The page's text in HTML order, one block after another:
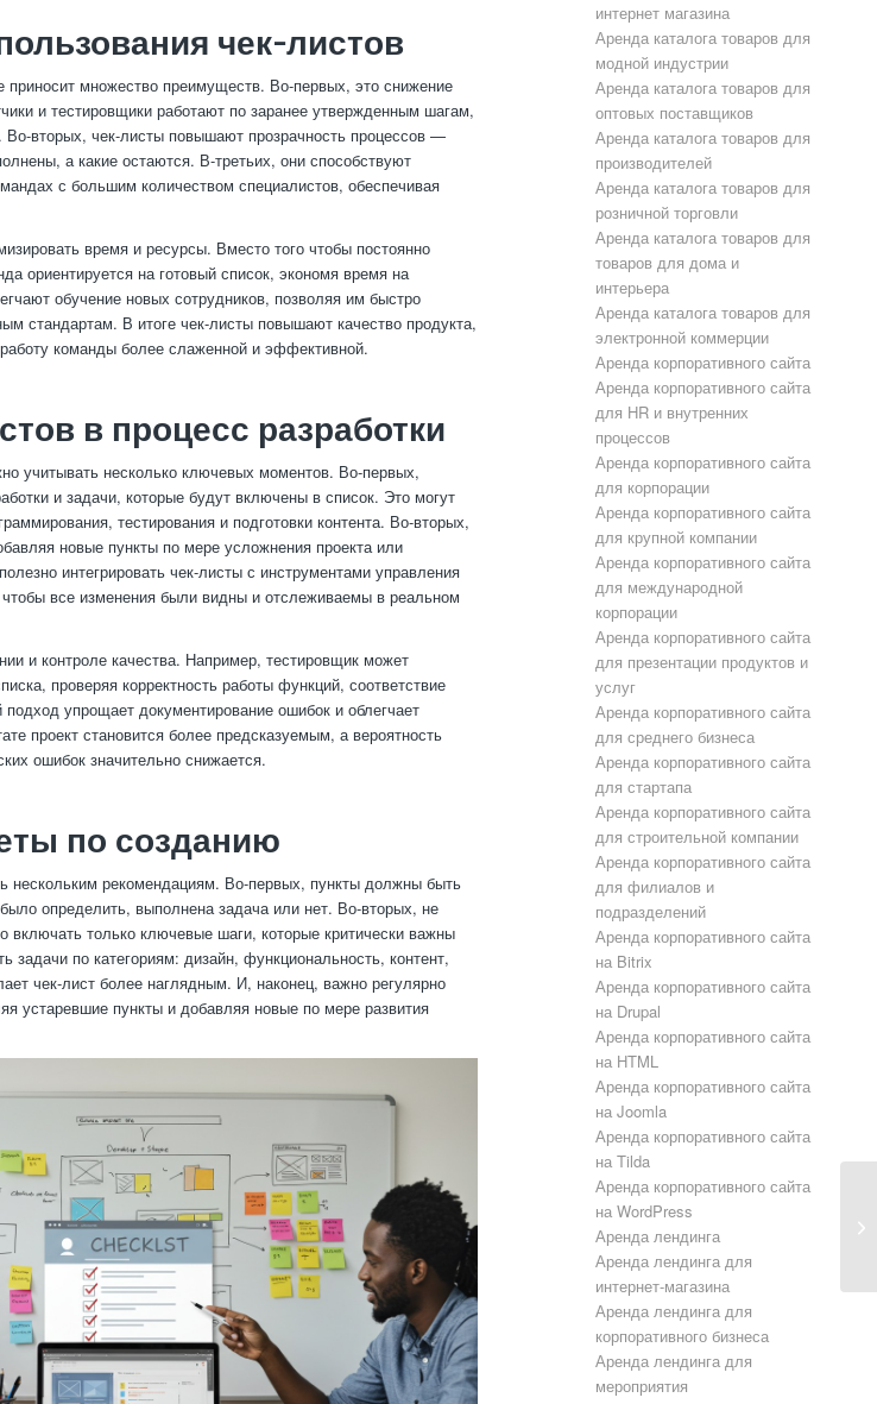
чек-листов
приносит множество преимуществ. Во-первых, это снижение
и тестировщики работают по заранее утвержденным шагам,
Во-вторых, чек-листы повышают прозрачность процессов —
а какие остаются. В-третьих, они способствуют
с большим количеством специалистов, обеспечивая
время и ресурсы. Вместо того чтобы постоянно
ориентируется на готовый список, экономя время на
обучение новых сотрудников, позволяя им быстро
стандартам. В итоге чек-листы повышают качество продукта,
команды более слаженной и эффективной.
в процесс разработки
учитывать несколько ключевых моментов. Во-первых,
и задачи, которые будут включены в список. Это могут
тестирования и подготовки контента. Во-вторых,
новые пункты по мере усложнения проекта или
интегрировать чек-листы с инструментами управления
все изменения были видны и отслеживаемы в реальном
и контроле качества. Например, тестировщик может
проверяя корректность работы функций, соответствие
упрощает документирование ошибок и облегчает
проект становится более предсказуемым, а вероятность
ошибок значительно снижается.
по созданию
нескольким рекомендациям. Во-первых, пункты должны быть
определить, выполнена задача или нет. Во-вторых, не
включать только ключевые шаги, которые критически важны
задачи по категориям: дизайн, функциональность, контент,
чек-лист более наглядным. И, наконец, важно регулярно
устаревшие пункты и добавляя новые по мере развития
интернет магазина
Аренда каталога товаров для
модной индустрии
Аренда каталога товаров для
оптовых поставщиков
Аренда каталога товаров для
производителей
Аренда каталога товаров для
розничной торговли
Аренда каталога товаров для
товаров для дома и
интерьера
Аренда каталога товаров для
электронной коммерции
Аренда корпоративного сайта
Аренда корпоративного сайта
для HR и внутренних
процессов
Аренда корпоративного сайта
для корпорации
Аренда корпоративного сайта
для крупной компании
Аренда корпоративного сайта
для международной
корпорации
Аренда корпоративного сайта
для презентации продуктов и
услуг
Аренда корпоративного сайта
для среднего бизнеса
Аренда корпоративного сайта
для стартапа
Аренда корпоративного сайта
для строительной компании
Аренда корпоративного сайта
для филиалов и
подразделений
Аренда корпоративного сайта
на Bitrix
Аренда корпоративного сайта
на Drupal
Аренда корпоративного сайта
на HTML
Аренда корпоративного сайта
на Joomla
Аренда корпоративного сайта
на Tilda
Аренда корпоративного сайта
на WordPress
Аренда лендинга
Аренда лендинга для
интернет-магазина
Аренда лендинга для
корпоративного бизнеса
Аренда лендинга для
мероприятия